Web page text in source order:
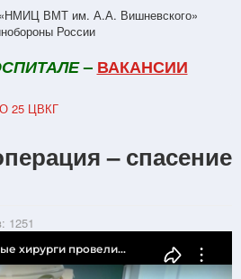
– ВАКАНСИИ
О 25 ЦВКГ
– спасение
1251